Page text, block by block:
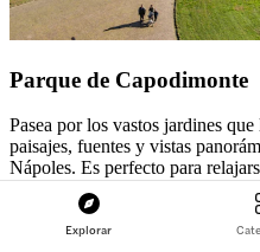
Explorar
Parque de Capodimonte
Pasea por los vastos jardines
paisajes, fuentes y vistas
Nápoles. Es perfecto para
Planifica tu visita